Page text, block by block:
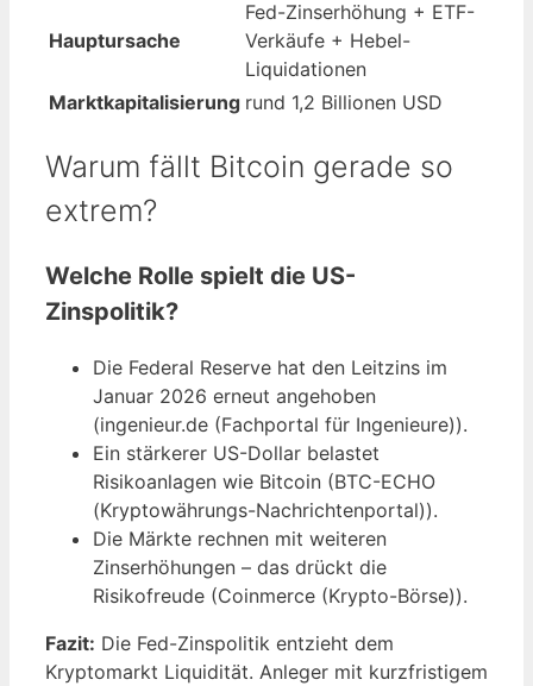
Hauptursache
Fed-Zinserhöhung + ETF-
Verkäufe + Hebel-
Liquidationen
Marktkapitalisierung rund 1,2 Billionen USD
Warum fällt Bitcoin gerade so
extrem?
Welche Rolle spielt die US-
Zinspolitik?
Die Federal Reserve hat den Leitzins im
Januar 2026 erneut angehoben
(ingenieur.de (Fachportal für Ingenieure)).
Ein stärkerer US-Dollar belastet
Risikoanlagen wie Bitcoin (BTC-ECHO
(Kryptowährungs-Nachrichtenportal)).
Die Märkte rechnen mit weiteren
Zinserhöhungen – das drückt die
Risikofreude (Coinmerce (Krypto-Börse)).
Fazit: Die Fed-Zinspolitik entzieht dem
Kryptomarkt Liquidität. Anleger mit kurzfristigem